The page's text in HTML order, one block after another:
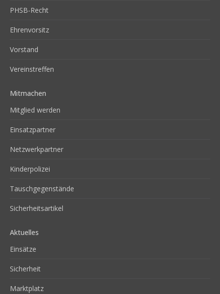
PHSB-Recht
Ehrenvorsitz
Vorstand
Vereinstreffen
Mitmachen
Mitglied werden
Einsatzpartner
Netzwerkpartner
Kinderpolizei
Tauschgegenstände
Sicherheitsartikel
Aktuelles
Einsätze
Sicherheit
Marktplatz